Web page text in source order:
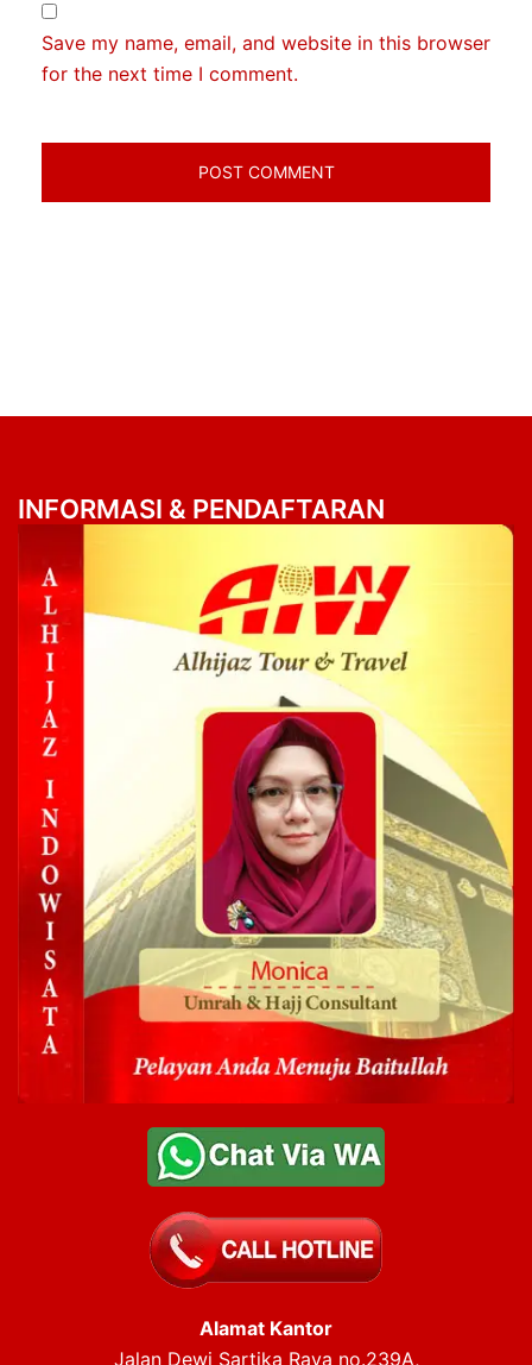
Save my name, email, and website in this browser
for the next time I comment.
INFORMASI & PENDAFTARAN
Alamat Kantor
Jalan Dewi Sartika Raya no.239A,